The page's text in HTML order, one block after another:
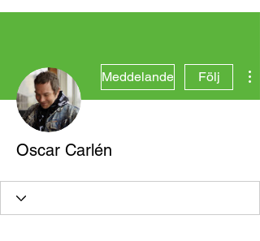
Meddelande Följ
Oscar Carlén